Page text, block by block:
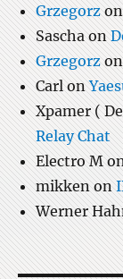
Grzegorz
Saschaon
Grzegorz
Carlon
Xpamer (
Relay Chat
Electro M
mikken on
Werner